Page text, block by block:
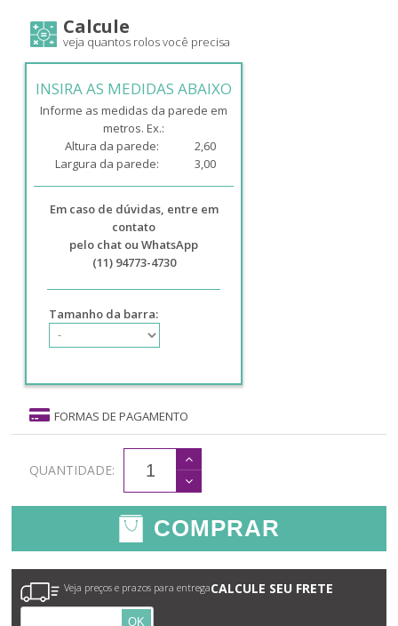
Calcule
veja quantos rolos você precisa
INSIRA AS MEDIDAS ABAIXO
Informe as medidas da parede em
metros. Ex.:
Altura da parede:
2,60
Largura da parede:
3,00
Em caso de dúvidas, entre em
contato
pelo chat ou WhatsApp
(11) 94773-4730
Tamanho da barra:
FORMAS DE PAGAMENTO
QUANTIDADE:
COMPRAR
CALCULE SEU FRETE
Veja preços e prazos para entrega
OK